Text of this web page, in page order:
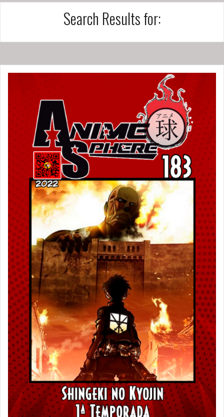
Search Results for: